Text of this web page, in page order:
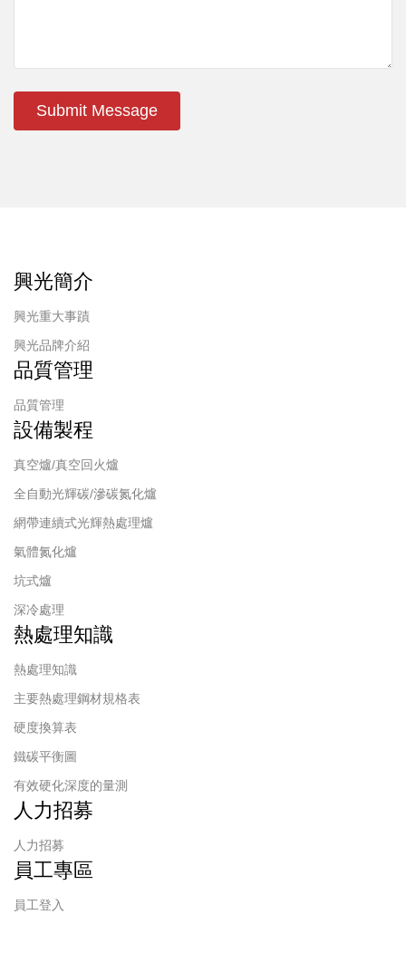
Submit Message
興光簡介
興光重大事蹟
興光品牌介紹
品質管理
品質管理
設備製程
真空爐/真空回火爐
全自動光輝碳/滲碳氮化爐
網帶連續式光輝熱處理爐
氣體氮化爐
坑式爐
深冷處理
熱處理知識
熱處理知識
主要熱處理鋼材規格表
硬度換算表
鐵碳平衡圖
有效硬化深度的量測
人力招募
人力招募
員工專區
員工登入